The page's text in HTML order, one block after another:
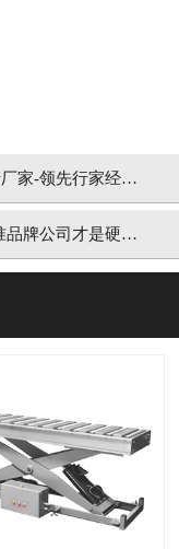
家-领先行家经验
品牌公司才是硬道